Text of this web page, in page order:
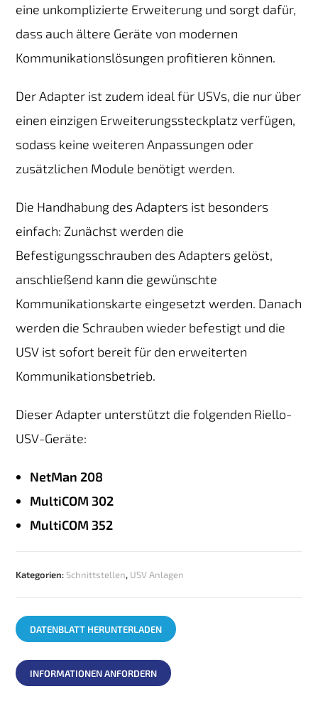
eine unkomplizierte Erweiterung und sorgt dafür,
dass auch ältere Geräte von modernen
Kommunikationslösungen profitieren können.
Der Adapter ist zudem ideal für USVs, die nur über
einen einzigen Erweiterungssteckplatz verfügen,
sodass keine weiteren Anpassungen oder
zusätzlichen Module benötigt werden.
Die Handhabung des Adapters ist besonders
einfach: Zunächst werden die
Befestigungsschrauben des Adapters gelöst,
anschließend kann die gewünschte
Kommunikationskarte eingesetzt werden. Danach
werden die Schrauben wieder befestigt und die
USV ist sofort bereit für den erweiterten
Kommunikationsbetrieb.
Dieser Adapter unterstützt die folgenden Riello-
USV-Geräte:
NetMan 208
MultiCOM 302
MultiCOM 352
Kategorien: Schnittstellen, USV Anlagen
DATENBLATT HERUNTERLADEN
INFORMATIONEN ANFORDERN